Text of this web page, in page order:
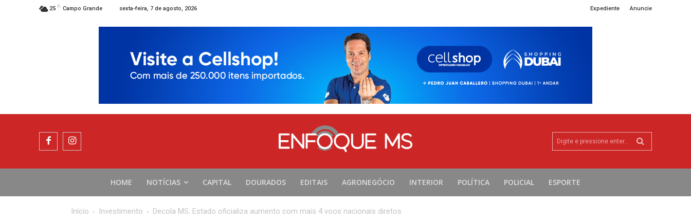
25 C Campo Grande sexta-feira, 7 de agosto, 2026 Expediente Anuncie
Digite e pressione enter...
HOME NOTÍCIAS CAPITAL DOURADOS EDITAIS AGRONEGÓCIO INTERIOR POLÍTICA POLICIAL ESPORTE
Início Investimento Decola MS: Estado oficializa aumento com mais 4 voos nacionais diretos